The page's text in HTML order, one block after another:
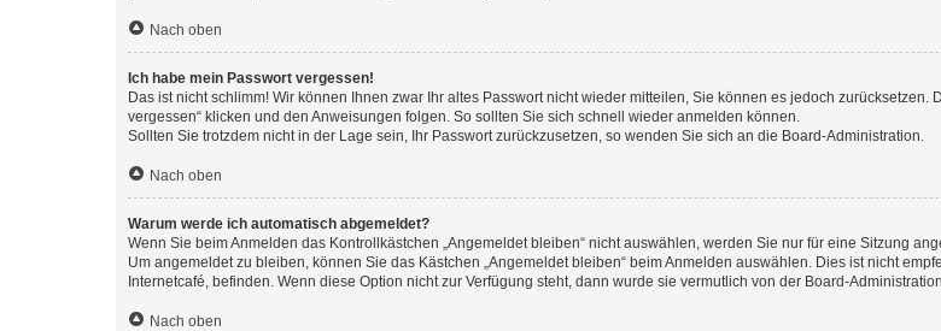
Nach oben
Ich habe mein Passwort vergessen!
Das ist nicht schlimm! Wir können Ihnen zwar Ihr altes Passwort nicht wieder mitteilen, Sie können es jedoch
vergessen“ klicken und den Anweisungen folgen. So sollten Sie sich schnell wieder anmelden können.
Sollten Sie trotzdem nicht in der Lage sein, Ihr Passwort zurückzusetzen, so wenden Sie sich an die Board-Administration.
Nach oben
Warum werde ich automatisch abgemeldet?
Wenn Sie beim Anmelden das Kontrollkästchen „Angemeldet bleiben“ nicht auswählen, werden Sie nur für eine Sitzung
Um angemeldet zu bleiben, können Sie das Kästchen „Angemeldet bleiben“ beim Anmelden auswählen. Dies ist nicht
Internetcafé, befinden. Wenn diese Option nicht zur Verfügung steht, dann wurde sie vermutlich von der Board-
Nach oben